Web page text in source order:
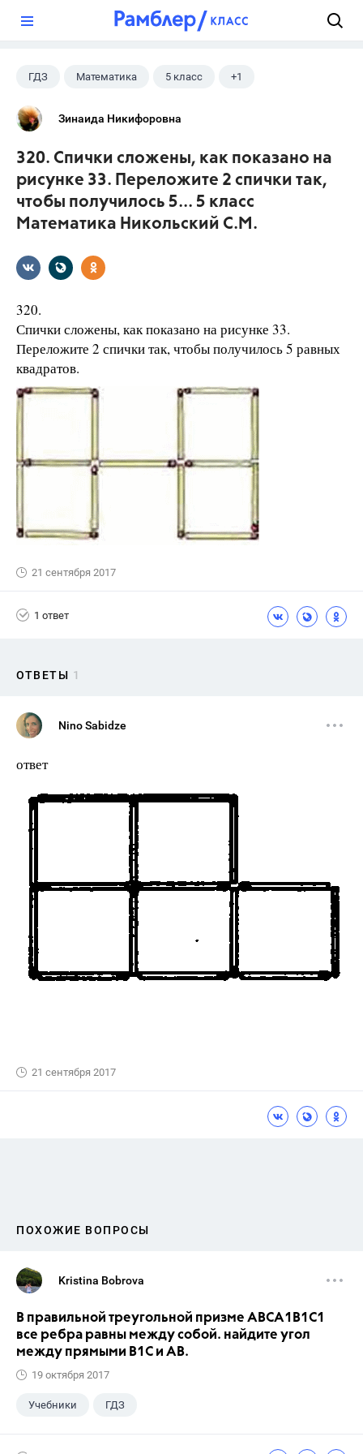
ГДЗ Математика 5 класс +1
Никольский С.М.
Зинаида Никифоровна
320. Спички сложены, как показано на
рисунке 33. Переложите 2 спички так,
чтобы получилось 5... 5 класс
Математика Никольский С.М.
320.
Спички сложены, как показано на рисунке 33.
Переложите 2 спички так, чтобы получилось 5 равных
квадратов.
21 сентября 2017
1 ответ
ОТВЕТЫ 1
Nino Sabidze
ответ
21 сентября 2017
ПОХОЖИЕ ВОПРОСЫ
Kristina Bobrova
В правильной треугольной призме АВСA1В1С1
все ребра равны между собой. найдите угол
между прямыми В1С и АВ.
19 октября 2017
Учебники ГДЗ